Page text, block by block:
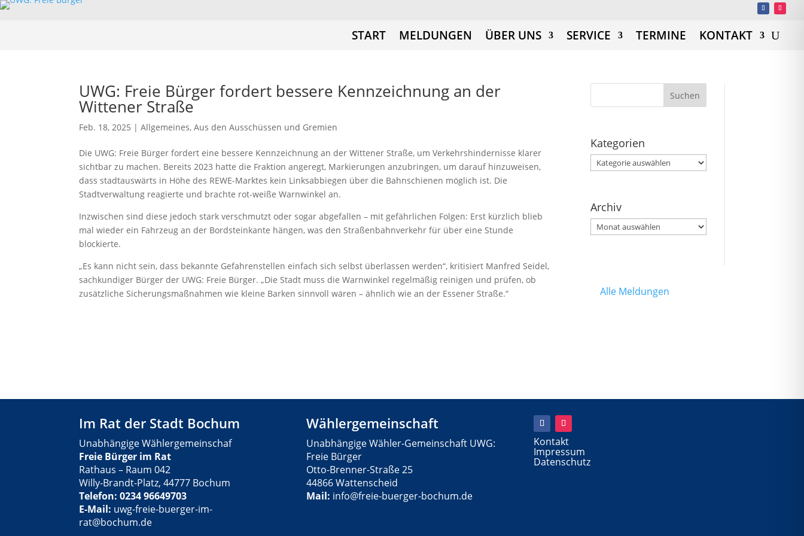
START MELDUNGEN ÜBER UNS SERVICE TERMINE KONTAKT
UWG: Freie Bürger fordert bessere Kennzeichnung an der
Wittener Straße
Feb. 18, 2025 | Allgemeines, Aus den Ausschüssen und Gremien
Die UWG: Freie Bürger fordert eine bessere Kennzeichnung an der Wittener Straße, um Verkehrshindernisse klarer
sichtbar zu machen. Bereits 2023 hatte die Fraktion angeregt, Markierungen anzubringen, um darauf hinzuweisen,
dass stadtauswärts in Höhe des REWE-Marktes kein Linksabbiegen über die Bahnschienen möglich ist. Die
Stadtverwaltung reagierte und brachte rot-weiße Warnwinkel an.
Inzwischen sind diese jedoch stark verschmutzt oder sogar abgefallen – mit gefährlichen Folgen: Erst kürzlich blieb
mal wieder ein Fahrzeug an der Bordsteinkante hängen, was den Straßenbahnverkehr für über eine Stunde
blockierte.
„Es kann nicht sein, dass bekannte Gefahrenstellen einfach sich selbst überlassen werden“, kritisiert Manfred Seidel,
sachkundiger Bürger der UWG: Freie Bürger. „Die Stadt muss die Warnwinkel regelmäßig reinigen und prüfen, ob
zusätzliche Sicherungsmaßnahmen wie kleine Barken sinnvoll wären – ähnlich wie an der Essener Straße.“
Kategorien
Kategorien
Archiv
Archiv
Alle Meldungen
Im Rat der Stadt Bochum
Unabhängige Wählergemeinschaf
Freie Bürger im Rat
Rathaus – Raum 042
Willy-Brandt-Platz, 44777 Bochum
Telefon: 0234 96649703
E-Mail: uwg-freie-buerger-im-
rat@bochum.de
Wählergemeinschaft
Unabhängige Wähler-Gemeinschaft UWG:
Freie Bürger
Otto-Brenner-Straße 25
44866 Wattenscheid
Mail: info@freie-buerger-bochum.de
Kontakt
Impressum
Datenschutz